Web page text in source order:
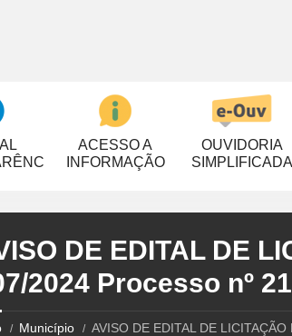
ACESSO A
INFORMAÇÃO
OUVIDORIA
SIMPLIFICADA
DE EDITAL DE
2024 Processo nº
Município AVISO DE EDITAL DE